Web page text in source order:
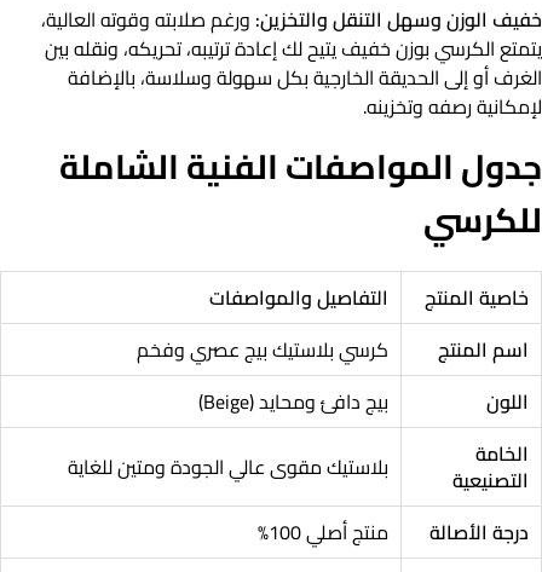
خفيف الوزن وسهل التنقل والتخزين: ورغم صلابته وقوته العالية،
يتمتع الكرسي بوزن خفيف يتيح لك إعادة ترتيبه، تحريكه، ونقله بين
الغرف أو إلى الحديقة الخارجية بكل سهولة وسلاسة، بالإضافة
لإمكانية رصفه وتخزينه.
جدول المواصفات الفنية الشاملة
للكرسي
خاصية المنتج
التفاصيل والمواصفات
اسم المنتج
كرسي بلاستيك بيج عصري وفخم
اللون
بيج دافئ ومحايد (Beige)
الخامة
التصنيعية
بلاستيك مقوى عالي الجودة ومتين للغاية
درجة الأصالة
منتج أصلي 100%